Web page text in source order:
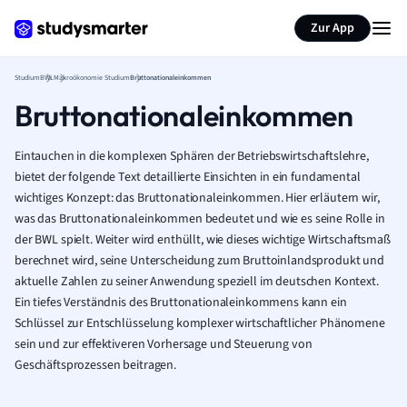
Zur App
StudiumBWLMakroökonomie StudiumBruttonationaleinkommen
Bruttonationaleinkommen
Eintauchen in die komplexen Sphären der Betriebswirtschaftslehre,
bietet der folgende Text detaillierte Einsichten in ein fundamental
wichtiges Konzept: das Bruttonationaleinkommen. Hier erläutern wir,
was das Bruttonationaleinkommen bedeutet und wie es seine Rolle in
der BWL spielt. Weiter wird enthüllt, wie dieses wichtige Wirtschaftsmaß
berechnet wird, seine Unterscheidung zum Bruttoinlandsprodukt und
aktuelle Zahlen zu seiner Anwendung speziell im deutschen Kontext.
Ein tiefes Verständnis des Bruttonationaleinkommens kann ein
Schlüssel zur Entschlüsselung komplexer wirtschaftlicher Phänomene
sein und zur effektiveren Vorhersage und Steuerung von
Geschäftsprozessen beitragen.